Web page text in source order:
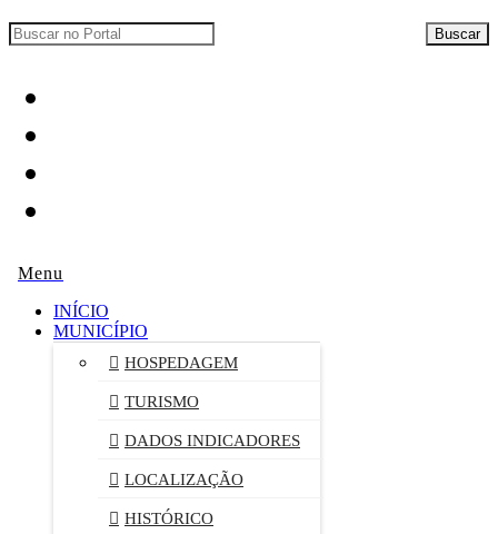
Buscar
INÍCIO
MUNICÍPIO
HOSPEDAGEM
TURISMO
DADOS INDICADORES
LOCALIZAÇÃO
HISTÓRICO